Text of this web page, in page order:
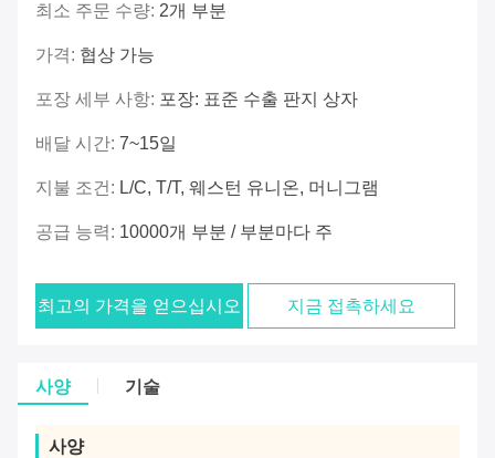
최소 주문 수량: 2개 부분
가격: 협상 가능
포장 세부 사항: 포장: 표준 수출 판지 상자
배달 시간: 7~15일
지불 조건: L/C, T/T, 웨스턴 유니온, 머니그램
공급 능력: 10000개 부분 / 부분마다 주
최고의 가격을 얻으십시오 지금 접촉하세요
사양 기술
사양